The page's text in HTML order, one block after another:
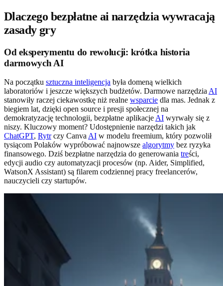
Dlaczego bezpłatne ai narzędzia wywracają
zasady gry
Od eksperymentu do rewolucji: krótka historia
darmowych AI
Na początku sztuczna inteligencja była domeną wielkich
laboratoriów i jeszcze większych budżetów. Darmowe narzędzia AI
stanowiły raczej ciekawostkę niż realne wsparcie dla mas. Jednak z
biegiem lat, dzięki open source i presji społecznej na
demokratyzację technologii, bezpłatne aplikacje AI wyrwały się z
niszy. Kluczowy moment? Udostępnienie narzędzi takich jak
ChatGPT, Rytrczy Canva AI w modelu freemium, który pozwolił
tysiącom Polaków wypróbować najnowsze algorytmy bez ryzyka
finansowego. Dziś bezpłatne narzędzia do generowania treści,
edycji audio czy automatyzacji procesów (np. Aider, Simplified,
WatsonX Assistant) są filarem codziennej pracy freelancerów,
nauczycieli czy startupów.